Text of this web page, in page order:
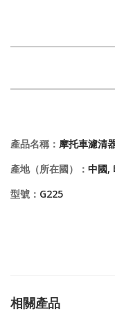
產品名稱： 摩托車濾清
產地（所在國）： 中國,
型號： G225
相關產品